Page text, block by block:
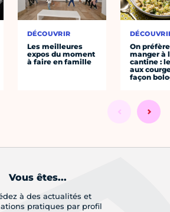
DÉCOUVRIR
Les meilleures
expos du moment
à faire en famille
On préfère
manger à
cantine :
aux
façon
Vous êtes...
à des actualités et
pratiques par profil